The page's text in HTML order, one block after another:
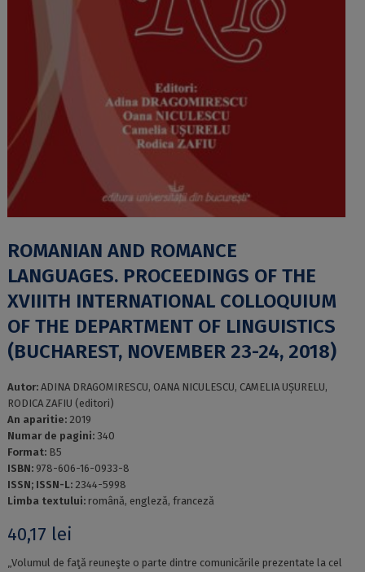
ROMANIAN AND ROMANCE
LANGUAGES. PROCEEDINGS OF THE
XVIIITH INTERNATIONAL COLLOQUIUM
OF THE DEPARTMENT OF LINGUISTICS
(BUCHAREST, NOVEMBER 23-24, 2018)
Autor: ADINA DRAGOMIRESCU, OANA NICULESCU, CAMELIA UȘURELU,
RODICA ZAFIU (editori)
An aparitie: 2019
Numar de pagini: 340
Format: B5
ISBN: 978-606-16-0933-8
ISSN; ISSN-L: 2344-5998
Limba textului: română, engleză, franceză
40,17 lei
„Volumul de faţă reuneşte o parte dintre comunicările prezentate la cel